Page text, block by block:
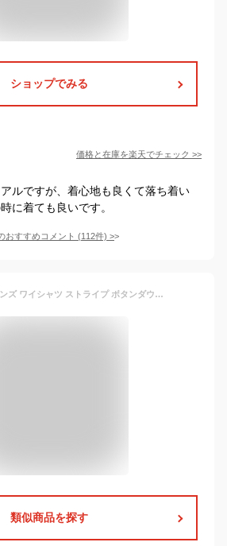
ショップでみる
価格と在庫を楽天でチェック >>
ルですが、着心地も良くて落ち着い
に着ても良いです。
おすすめコメント (112件) >
裏起毛 シャツ メンズ ワイシャツ ストライプ ボタンダウン 長袖 インナー 厚手 暖かい ふんわり 形態安定 防寒 大人気 イージーケア yシャツ ビジネス スリム 細身 大きいサイズ カッターシャツ ノーアイロン 定番 就活 おしゃれ 黒 ネイビー 秋 冬 冬服 秋冬 送料無料
類似商品を探す